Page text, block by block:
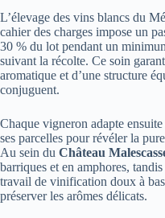
L’élevage des vins blancs du
cahier des charges impose un
30 % du lot pendant un
suivant la récolte. Ce soin
aromatique et d’une structure
conjuguent.
Chaque vigneron adapte
ses parcelles pour révéler la
Au sein du Château
barriques et en amphores, tandis
travail de vinification doux à
préserver les arômes délicats.